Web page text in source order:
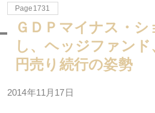
Page1731
ＧＤＰマイナス・
し、ヘッジファンド
円売り続行の姿勢
2014年11月17日